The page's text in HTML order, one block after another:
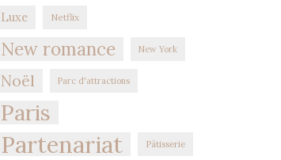
Luxe Netflix
New romance New York
Noël Parc d'attractions
Paris
Partenariat Pâtisserie